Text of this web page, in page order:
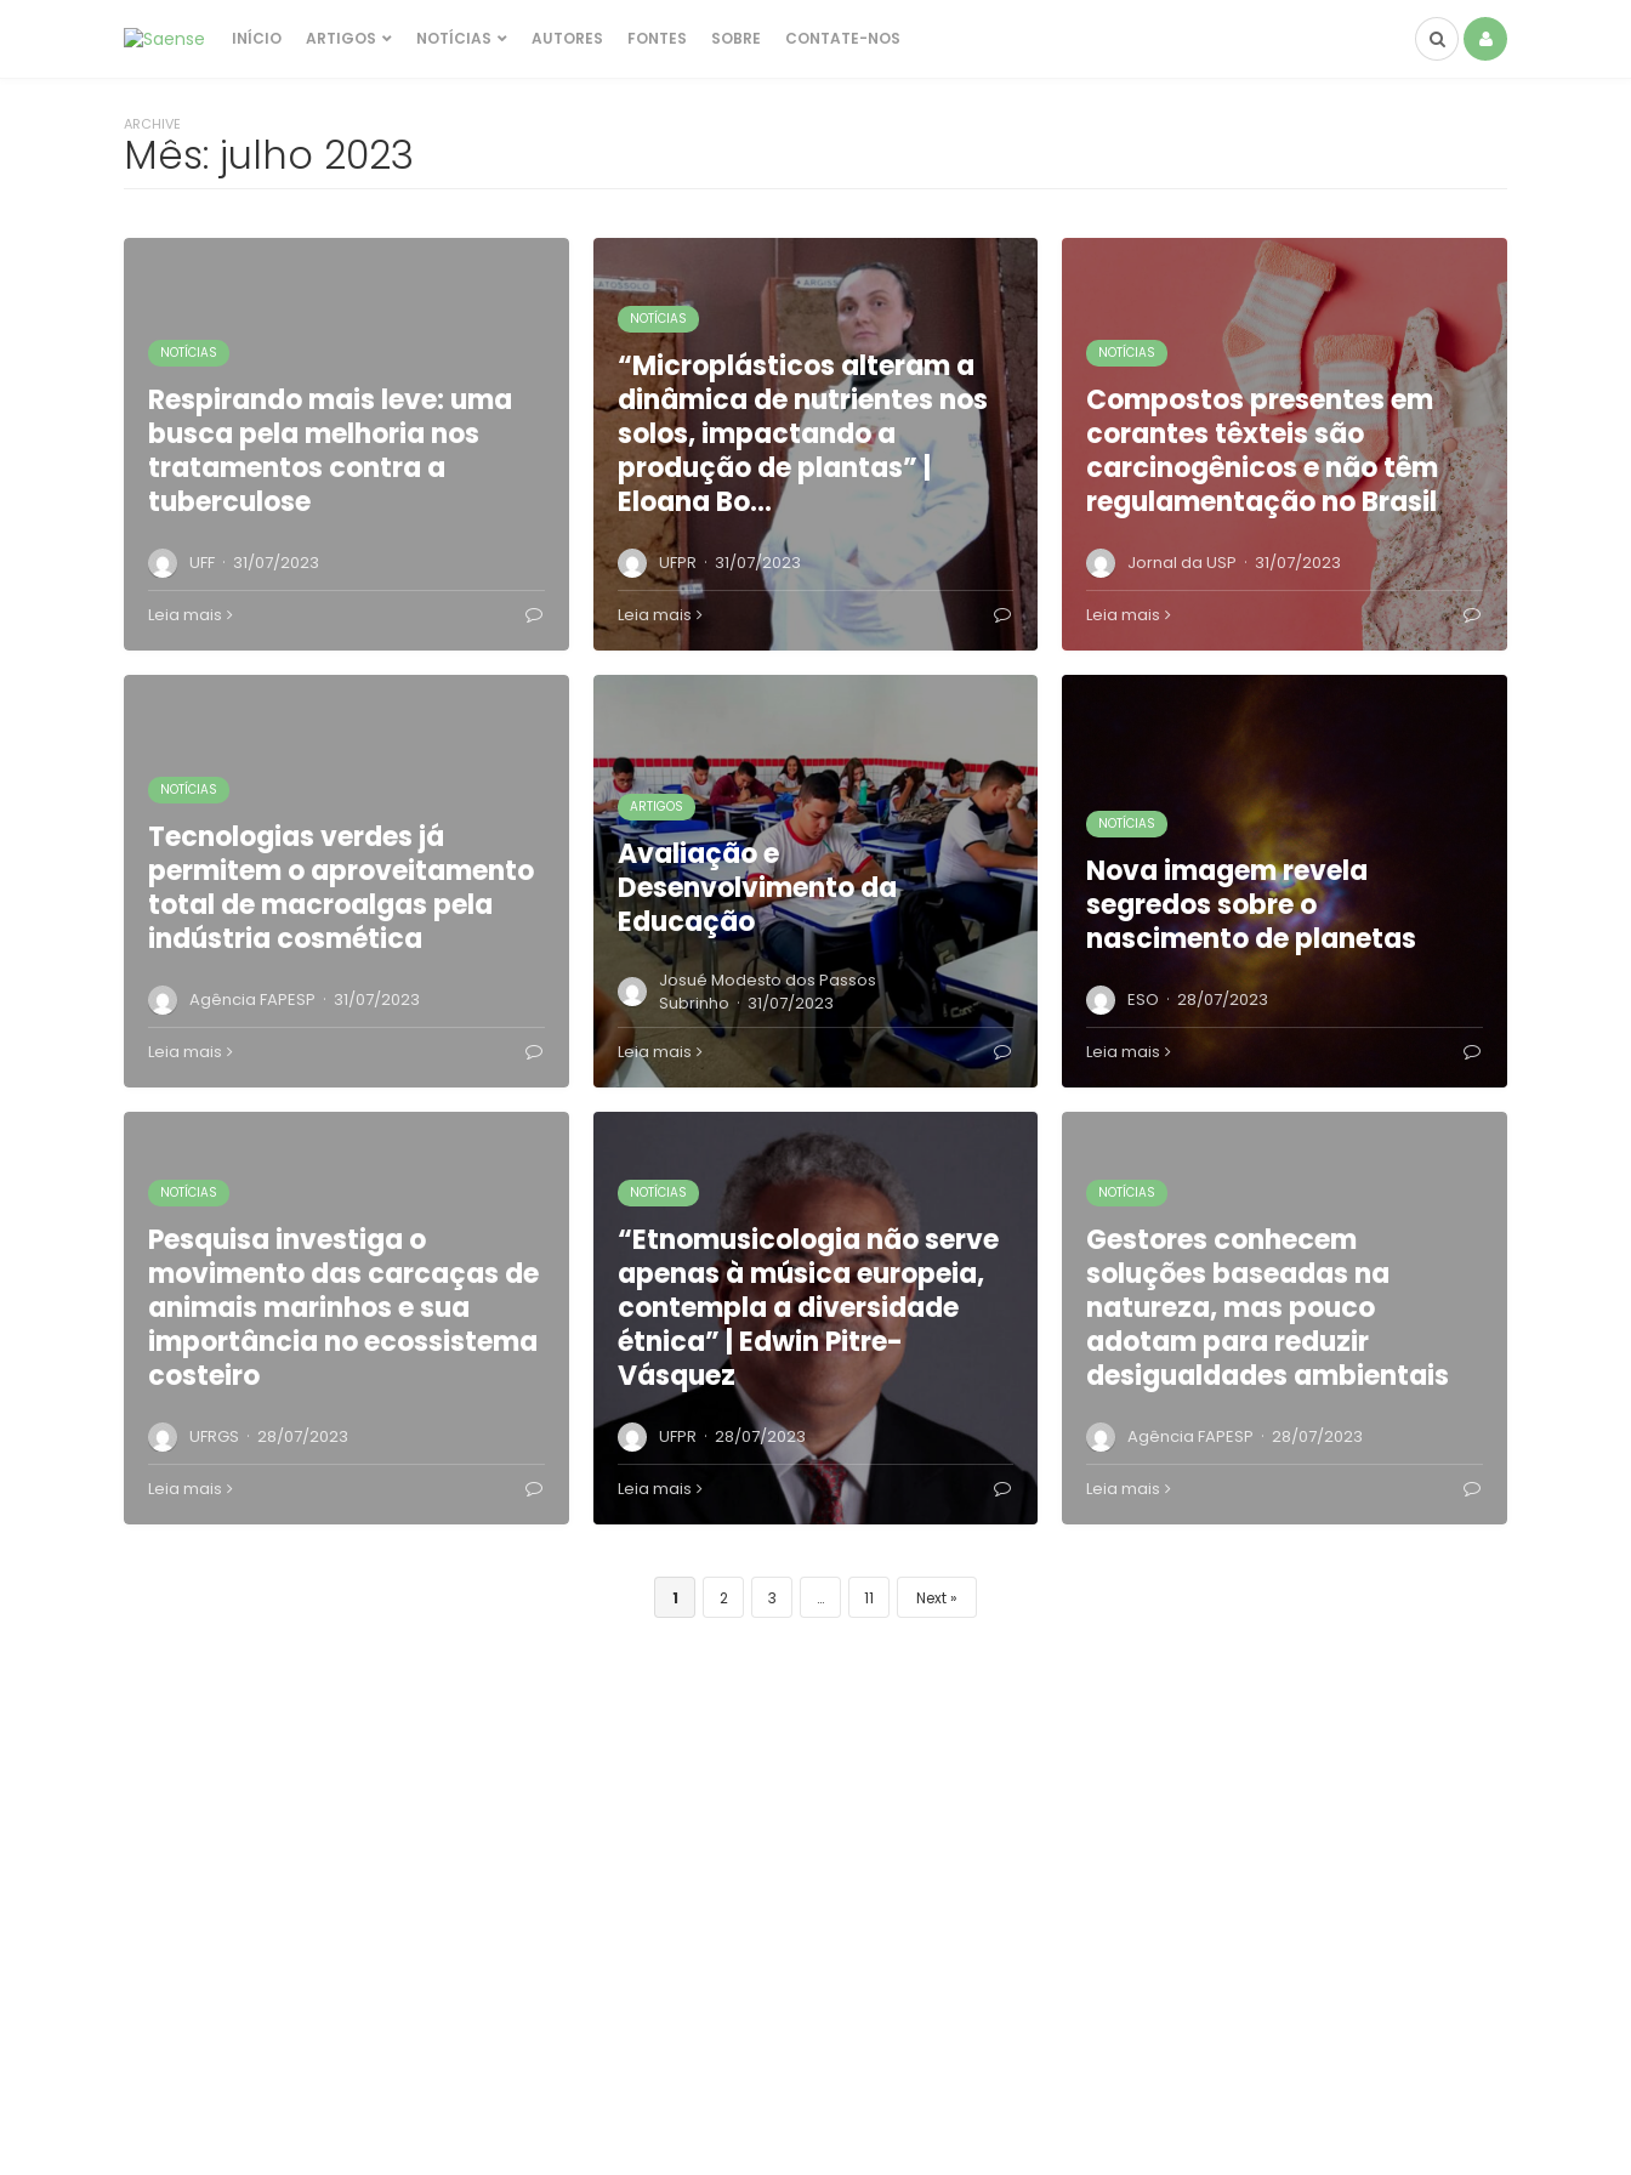
INÍCIO ARTIGOS NOTÍCIAS AUTORES FONTES SOBRE CONTATE-NOS
ARCHIVE
Mês: julho 2023
NOTÍCIAS
Respirando mais leve: uma
busca pela melhoria nos
tratamentos contra a
tuberculose
UFF · 31/07/2023
Leia mais
NOTÍCIAS
“Microplásticos alteram a
dinâmica de nutrientes nos
solos, impactando a
produção de plantas” |
Eloana Bo…
UFPR · 31/07/2023
Leia mais
NOTÍCIAS
Compostos presentes em
corantes têxteis são
carcinogênicos e não têm
regulamentação no Brasil
Jornal da USP · 31/07/2023
Leia mais
NOTÍCIAS
Tecnologias verdes já
permitem o aproveitamento
total de macroalgas pela
indústria cosmética
Agência FAPESP · 31/07/2023
Leia mais
ARTIGOS
Avaliação e
Desenvolvimento da
Educação
Josué Modesto dos Passos
Subrinho · 31/07/2023
Leia mais
NOTÍCIAS
Nova imagem revela
segredos sobre o
nascimento de planetas
ESO · 28/07/2023
Leia mais
NOTÍCIAS
Pesquisa investiga o
movimento das carcaças de
animais marinhos e sua
importância no ecossistema
costeiro
UFRGS · 28/07/2023
Leia mais
NOTÍCIAS
“Etnomusicologia não serve
apenas à música europeia,
contempla a diversidade
étnica” | Edwin Pitre-
Vásquez
UFPR · 28/07/2023
Leia mais
NOTÍCIAS
Gestores conhecem
soluções baseadas na
natureza, mas pouco
adotam para reduzir
desigualdades ambientais
Agência FAPESP · 28/07/2023
Leia mais
1 2 3 … 11 Next